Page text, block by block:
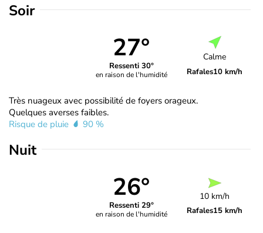
Soir
27°
Ressenti 30°
en raison de l'humidité
Calme
Rafales10 km/h
Très nuageux avec possibilité de foyers orageux.
Quelques averses faibles.
Risque de pluie
90 %
Nuit
26°
Ressenti 29°
en raison de l'humidité
10 km/h
Rafales15 km/h